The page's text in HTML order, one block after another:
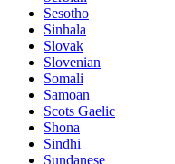
Sesotho
Sinhala
Slovak
Slovenian
Somali
Samoan
Scots Gaelic
Shona
Sindhi
Sundanese